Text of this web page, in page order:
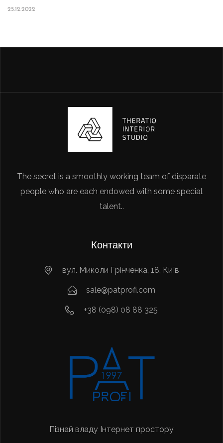
25.12.2022
The secret is a smoothly working team of disparate
people who are each endowed with some special
talent..
Контакти
вул. Миколи Грінченка, 18, Київ
sale@patprofi.com
+38 (098) 08 88 325
Пізнай владу Інтернет простору